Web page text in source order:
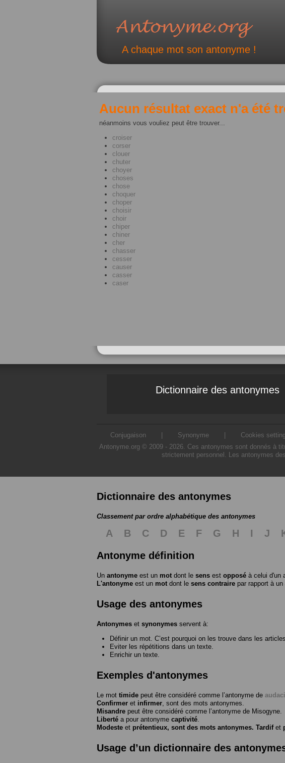
A chaque mot son antonyme !
Aucun résultat exact n'a été
néanmoins vous vouliez peut être trouver...
croiser
corser
clouer
chuter
choyer
choses
chose
choquer
choper
choisir
choir
chiper
chiner
cher
chasser
cesser
causer
casser
caser
Dictionnaire des antonymes
Conjugaison Synonyme Cookies
Antonyme.org © 2009 - 2026. Ces antonymes sont donnés à
strictement personnel. Les antonymes
Dictionnaire des antonymes
Classement par ordre alphabétique des antonymes
A B C D E F G H I J
Antonyme définition
Un antonyme est un mot dont le sens est opposé à celui d'un
L'antonyme est un mot dont le sens contraire par rapport à un
Usage des antonymes
Antonymes et synonymes servent à:
Définir un mot. C’est pourquoi on les trouve dans les
Eviter les répétitions dans un texte.
Enrichir un texte.
Exemples d'antonymes
Le mot timide peut être considéré comme l’antonyme de
Confirmer et infirmer , sont des mots antonymes.
Misandre peut être considéré comme l’antonyme de Misogyne
Liberté a pour antonyme captivité
Modeste et prétentieux, sont des mots antonymes. Tardifet
Usage d’un dictionnaire des